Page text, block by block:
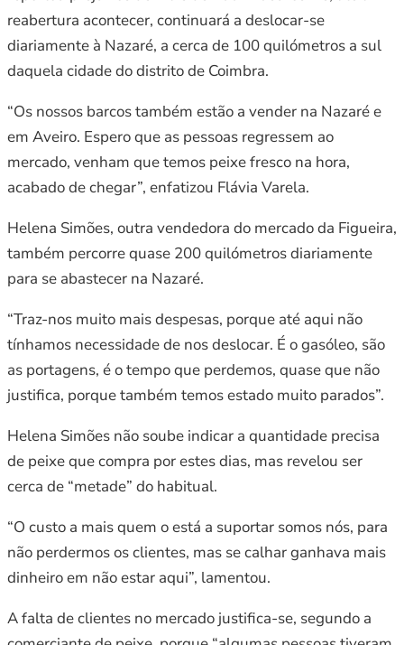
reabertura acontecer, continuará a deslocar-se
diariamente à Nazaré, a cerca de 100 quilómetros a sul
daquela cidade do distrito de Coimbra.
“Os nossos barcos também estão a vender na Nazaré e
em Aveiro. Espero que as pessoas regressem ao
mercado, venham que temos peixe fresco na hora,
acabado de chegar”, enfatizou Flávia Varela.
Helena Simões, outra vendedora do mercado da Figueira,
também percorre quase 200 quilómetros diariamente
para se abastecer na Nazaré.
“Traz-nos muito mais despesas, porque até aqui não
tínhamos necessidade de nos deslocar. É o gasóleo, são
as portagens, é o tempo que perdemos, quase que não
justifica, porque também temos estado muito parados”.
Helena Simões não soube indicar a quantidade precisa
de peixe que compra por estes dias, mas revelou ser
cerca de “metade” do habitual.
“O custo a mais quem o está a suportar somos nós, para
não perdermos os clientes, mas se calhar ganhava mais
dinheiro em não estar aqui”, lamentou.
A falta de clientes no mercado justifica-se, segundo a